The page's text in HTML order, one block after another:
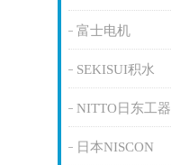
富士电机
SEKISUI积水
NITTO日东工器
日本NISCON